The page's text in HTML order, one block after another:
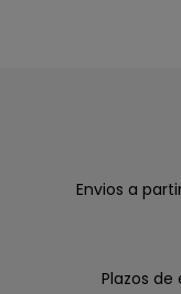
Envios a
Plazos